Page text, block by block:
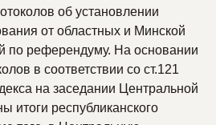
об установлении
от областных и Минской
по референдуму. На основании
в соответствии со ст.121
на заседании Центральной
итоги республиканского